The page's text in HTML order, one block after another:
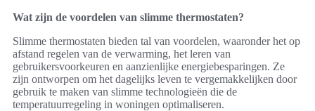
Wat zijn de voordelen van slimme thermostaten?
Slimme thermostaten bieden tal van voordelen, waaronder het op
afstand regelen van de verwarming, het leren van
gebruikersvoorkeuren en aanzienlijke energiebesparingen. Ze
zijn ontworpen om het dagelijks leven te vergemakkelijken door
gebruik te maken van slimme technologieën die de
temperatuurregeling in woningen optimaliseren.